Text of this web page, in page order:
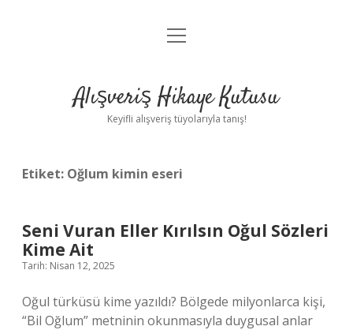
Anasayfa
Yasal Uyarı
menüyü
Alışveriş Hikaye Kutusu
Keyifli alışveriş tüyolarıyla tanış!
Etiket: Oğlum kimin eseri
Seni Vuran Eller Kırılsın Oğul Sözleri
Kime Ait
Tarih: Nisan 12, 2025
Oğul türküsü kime yazıldı? Bölgede milyonlarca kişi,
“Bil Oğlum” metninin okunmasıyla duygusal anlar